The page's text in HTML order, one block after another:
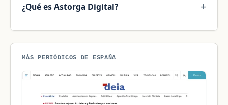
¿Qué es Astorga Digital?
MÁS PERIÓDICOS DE ESPAÑA